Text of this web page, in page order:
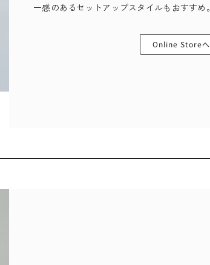
一感のあるセットアップスタイルもおすすめ。
Online Storeへ